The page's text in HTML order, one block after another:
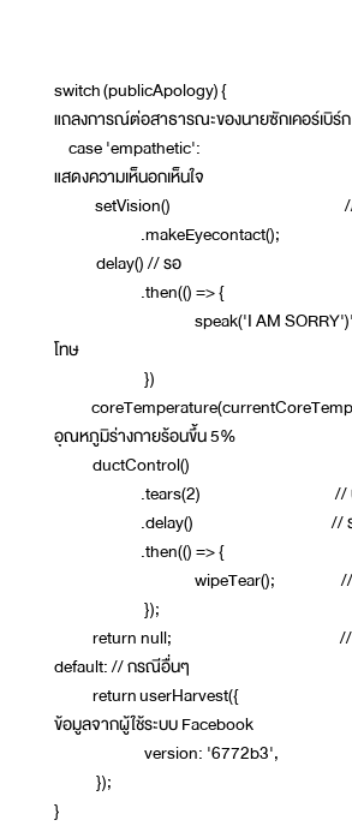
switch (publicApology)
แถลงการณ์ต่อสาธารณะของนายซักเคอร์เบิร์ก
case 'empathetic': // เ
แสดงความเห็นอกเห็นใจ
setVision() // มอ
.makeEyecontact(); //
delay() // รอ
.then(() => {
speak('I AM SORRY')'; //
โทษ
})
อุณหภูมิร่างกายร้อนขึ้น 5%
ductControl()
.tears(2) // ปล่อยน้ำ
.delay() // ร
.then(() => {
wipeTear(); // ซับ
});
return null; // จบกา
default: // กรณีอื่นๆ
return userHarvest({ //
ข้อมูลจากผู้ใช้ระบบ Facebook
version: '6772b3',
});
}